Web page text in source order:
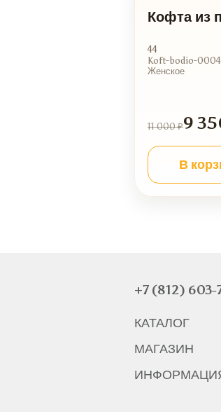
Кофта из
44
Koft-bodio-
Женское
11 000 ₽9
В
+7 (812) 603-
КАТАЛОГ
МАГАЗИН